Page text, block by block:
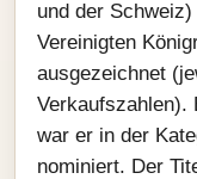
und der
Vereinigten
ausgezeichnet
Verkaufszahlen).
war er in der
nominiert. Der